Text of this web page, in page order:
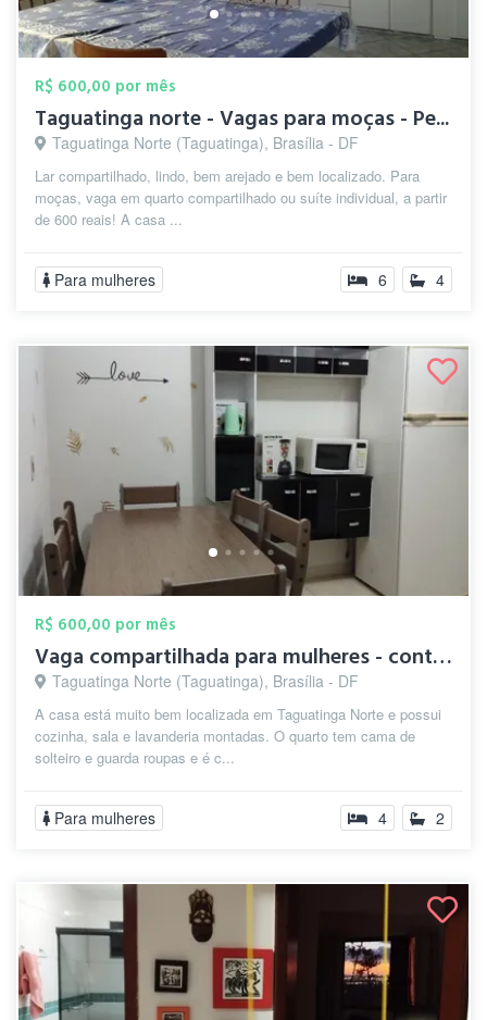
R$ 600,00 por mês
Taguatinga norte - Vagas para moças - Pe...
Taguatinga Norte (Taguatinga), Brasília - DF
Lar compartilhado, lindo, bem arejado e bem localizado. Para
moças, vaga em quarto compartilhado ou suíte individual, a partir
de 600 reais! A casa ...
Para mulheres 6 4
R$ 600,00 por mês
Vaga compartilhada para mulheres - conta...
Taguatinga Norte (Taguatinga), Brasília - DF
A casa está muito bem localizada em Taguatinga Norte e possui
cozinha, sala e lavanderia montadas. O quarto tem cama de
solteiro e guarda roupas e é c...
Para mulheres 4 2